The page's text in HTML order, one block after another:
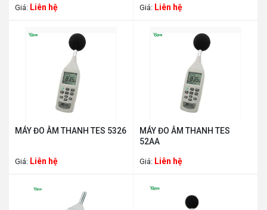
Giá: Liên hệ Giá: Liên hệ
MÁY ĐO ÂM THANH TES 5326
Giá: Liên hệ
MÁY ĐO ÂM THANH TES
52AA
Giá: Liên hệ